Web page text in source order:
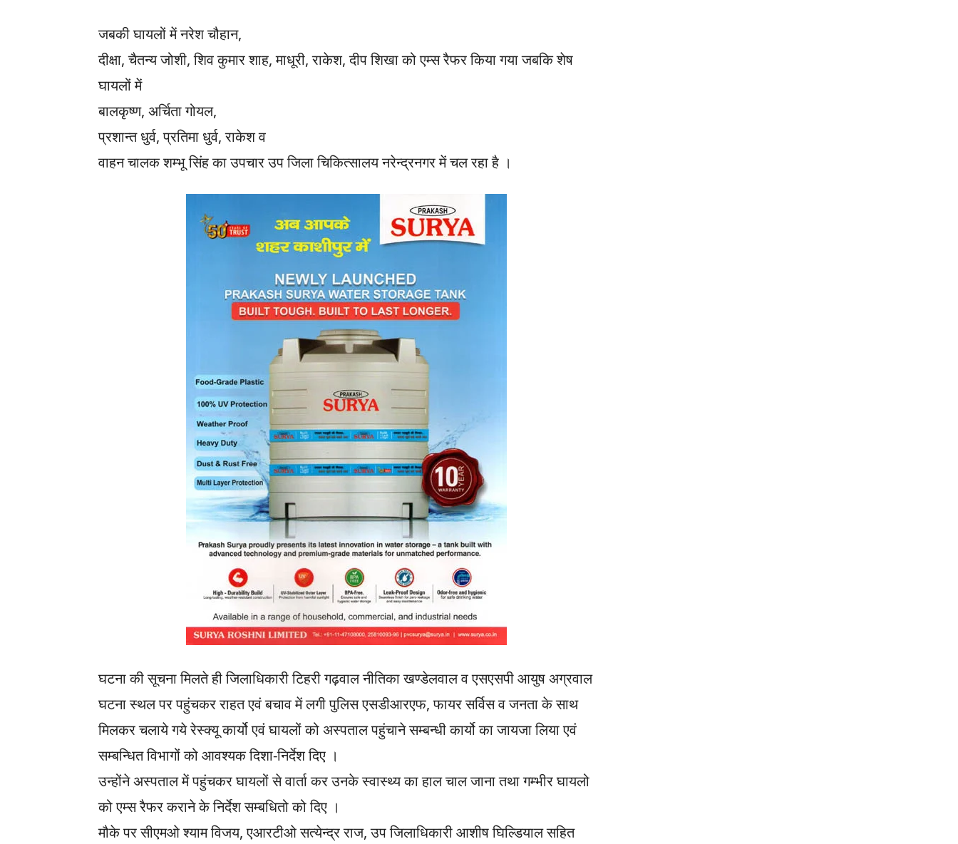
जबकी घायलों में नरेश चौहान,
दीक्षा, चैतन्य जोशी, शिव कुमार शाह, माधूरी, राकेश, दीप शिखा को एम्स रैफर किया गया जबकि शेष
घायलों में
बालकृष्ण, अर्चिता गोयल,
प्रशान्त धुर्व, प्रतिमा धुर्व, राकेश व
वाहन चालक शम्भू सिंह का उपचार उप जिला चिकित्सालय नरेन्द्रनगर में चल रहा है ।
घटना की सूचना मिलते ही जिलाधिकारी टिहरी गढ़वाल नीतिका खण्डेलवाल व एसएसपी आयुष अग्रवाल
घटना स्थल पर पहुंचकर राहत एवं बचाव में लगी पुलिस एसडीआरएफ, फायर सर्विस व जनता के साथ
मिलकर चलाये गये रेस्क्यू कार्यो एवं घायलों को अस्पताल पहुंचाने सम्बन्धी कार्यो का जायजा लिया एवं
सम्बन्धित विभागों को आवश्यक दिशा-निर्देश दिए ।
उन्होंने अस्पताल में पहुंचकर घायलों से वार्ता कर उनके स्वास्थ्य का हाल चाल जाना तथा गम्भीर घायलो
को एम्स रैफर कराने के निर्देश सम्बधितो को दिए ।
मौके पर सीएमओ श्याम विजय, एआरटीओ सत्येन्द्र राज, उप जिलाधिकारी आशीष घिल्डियाल सहित